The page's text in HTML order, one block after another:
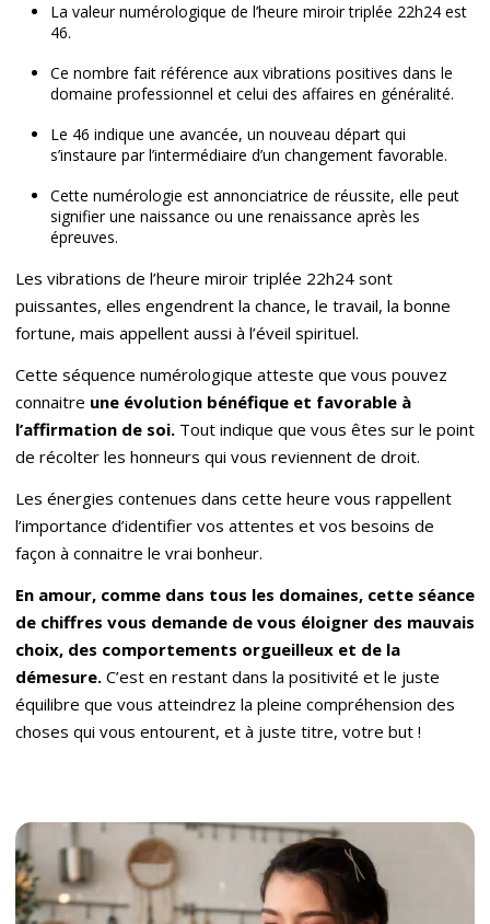
La valeur numérologique de l’heure miroir triplée 22h24 est
46.
Ce nombre fait référence aux vibrations positives dans le
domaine professionnel et celui des affaires en généralité.
Le 46 indique une avancée, un nouveau départ qui
s’instaure par l’intermédiaire d’un changement favorable.
Cette numérologie est annonciatrice de réussite, elle peut
signifier une naissance ou une renaissance après les
épreuves.
Les vibrations de l’heure miroir triplée 22h24 sont
puissantes, elles engendrent la chance, le travail, la bonne
fortune, mais appellent aussi à l’éveil spirituel.
Cette séquence numérologique atteste que vous pouvez
connaitre une évolution bénéfique et favorable à
l’affirmation de soi. Tout indique que vous êtes sur le point
de récolter les honneurs qui vous reviennent de droit.
Les énergies contenues dans cette heure vous rappellent
l’importance d’identifier vos attentes et vos besoins de
façon à connaitre le vrai bonheur.
En amour, comme dans tous les domaines, cette séance
de chiffres vous demande de vous éloigner des mauvais
choix, des comportements orgueilleux et de la
démesure. C’est en restant dans la positivité et le juste
équilibre que vous atteindrez la pleine compréhension des
choses qui vous entourent, et à juste titre, votre but !